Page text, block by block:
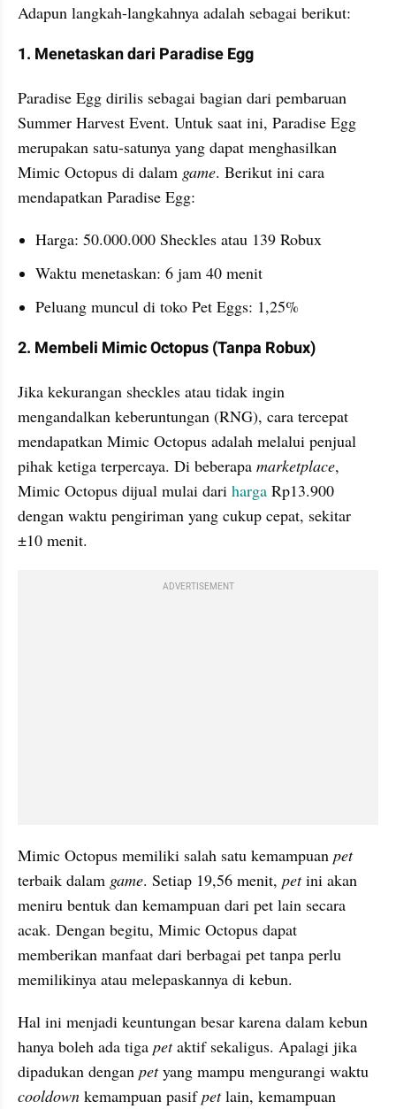
Adapun langkah-langkahnya adalah sebagai berikut:
1. Menetaskan dari Paradise Egg
Paradise Egg dirilis sebagai bagian dari pembaruan
Summer Harvest Event. Untuk saat ini, Paradise Egg
merupakan satu-satunya yang dapat menghasilkan
Mimic Octopus di dalam game. Berikut ini cara
mendapatkan Paradise Egg:
Harga: 50.000.000 Sheckles atau 139 Robux
Waktu menetaskan: 6 jam 40 menit
Peluang muncul di toko Pet Eggs: 1,25%
2. Membeli Mimic Octopus (Tanpa Robux)
Jika kekurangan sheckles atau tidak ingin
mengandalkan keberuntungan (RNG), cara tercepat
mendapatkan Mimic Octopus adalah melalui penjual
pihak ketiga terpercaya. Di beberapa marketplace,
Mimic Octopus dijual mulai dari harga Rp13.900
dengan waktu pengiriman yang cukup cepat, sekitar
±10 menit.
ADVERTISEMENT
Mimic Octopus memiliki salah satu kemampuan pet
terbaik dalam game. Setiap 19,56 menit, pet ini akan
meniru bentuk dan kemampuan dari pet lain secara
acak. Dengan begitu, Mimic Octopus dapat
memberikan manfaat dari berbagai pet tanpa perlu
memilikinya atau melepaskannya di kebun.
Hal ini menjadi keuntungan besar karena dalam kebun
hanya boleh ada tiga pet aktif sekaligus. Apalagi jika
dipadukan dengan pet
cooldown kemampuan pasif pet lain, kemampuan